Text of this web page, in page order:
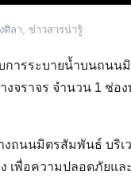
ศิลา, ข่าวสารน่ารู้
บการระบายน้ำบนถนน
จราจร จำนวน 1 ช่อง
ถนนมิตรสัมพันธ์ บริเ
เพื่อความปลอดภัยแ